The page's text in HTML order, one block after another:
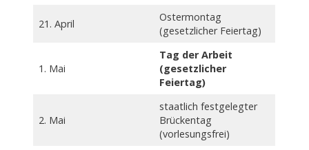
21. April
Ostermontag
(gesetzlicher Feiertag)
1. Mai
Tag der Arbeit
(gesetzlicher
Feiertag)
2. Mai
staatlich festgelegter
Brückentag
(vorlesungsfrei)